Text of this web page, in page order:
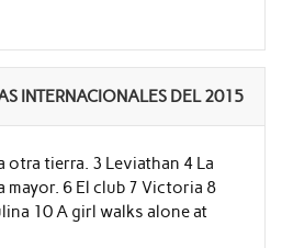
INTERNACIONALES DEL 2015
otra tierra. 3 Leviathan 4 La
mayor. 6 El club 7 Victoria 8
10 A girl walks alone at